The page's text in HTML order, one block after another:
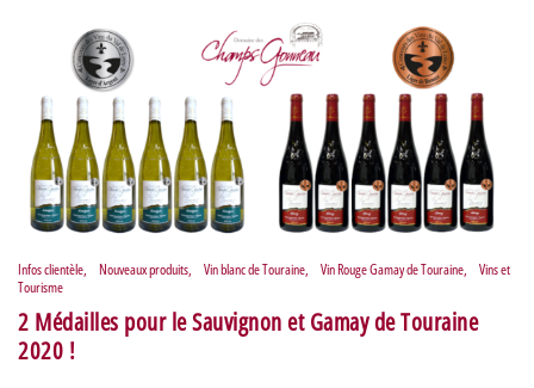
Infos clientèle, Nouveaux produits, Vin blanc de Touraine, Vin Rouge Gamay de Touraine, Vins et
Tourisme
2 Médailles pour le Sauvignon et Gamay de Touraine
2020 !